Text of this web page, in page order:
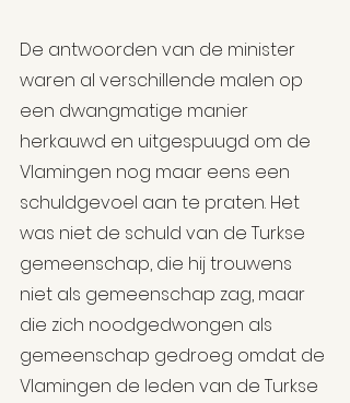
De antwoorden van de minister
waren al verschillende malen op
een dwangmatige manier
herkauwd en uitgespuugd om de
Vlamingen nog maar eens een
schuldgevoel aan te praten. Het
was niet de schuld van de Turkse
gemeenschap, die hij trouwens
niet als gemeenschap zag, maar
die zich noodgedwongen als
gemeenschap gedroeg omdat de
Vlamingen de leden van de Turkse